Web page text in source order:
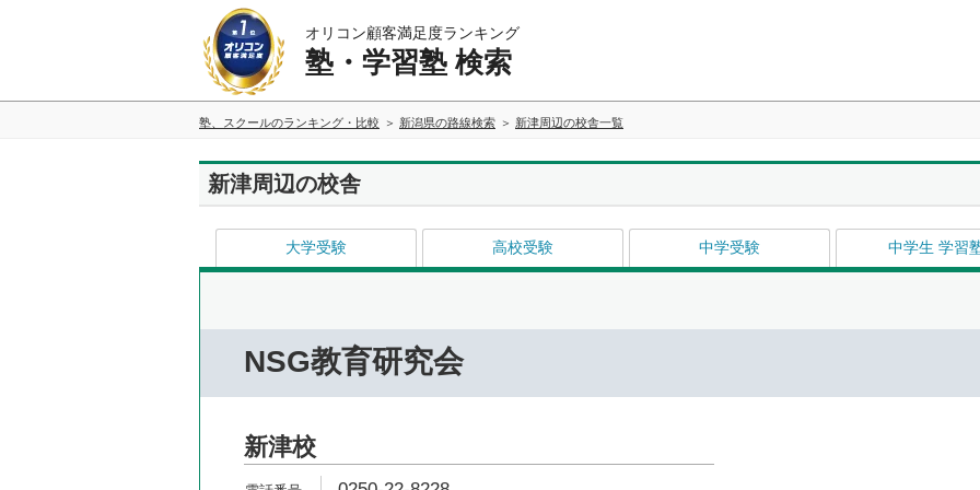
オリコン顧客満足度ランキング
塾・学習塾 検索
塾、スクールのランキング・比較 新潟県の路線検索 新津周辺の校舎一覧
新津周辺の校舎
大学受験 高校受験 中学受験 中学生 学習
NSG教育研究会
新津校